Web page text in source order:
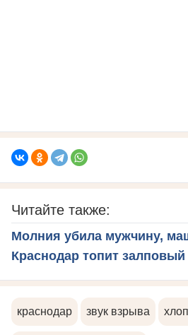
Читайте также:
Молния убила мужчину,
Краснодар топит
краснодар звук взрыва